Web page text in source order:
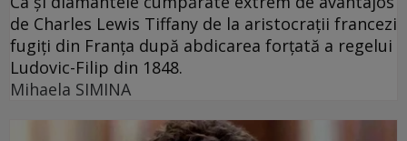
de Charles Lewis Tiffany de la aristocrații francezi
fugiți din Franța după abdicarea forțată a regelui
Ludovic-Filip din 1848.
Mihaela SIMINA